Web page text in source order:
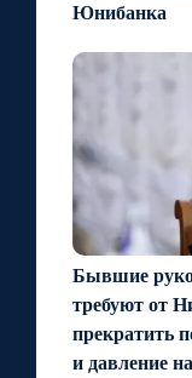
Юнибанка
Бывшие
требуют от
прекратить
и давление